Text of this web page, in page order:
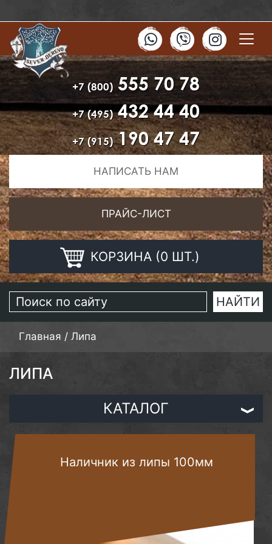
+7 (800) 555 70 78
+7 (495)432 44 40
+7 (915)190 47 47
НАПИСАТЬ НАМ
ПРАЙС-ЛИСТ
КОРЗИНА (0 ШТ.)
Главная / Липа
ЛИПА
КАТАЛОГ
Наличник из липы 100мм